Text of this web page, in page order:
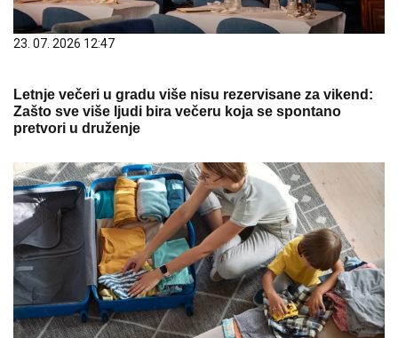
23. 07. 2026 12:47
Letnje večeri u gradu više nisu rezervisane za vikend:
Zašto sve više ljudi bira večeru koja se spontano
pretvori u druženje